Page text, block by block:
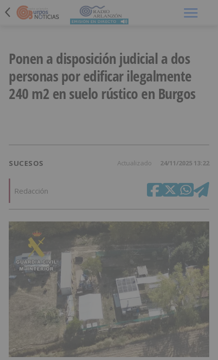
Ponen a disposición judicial a dos
personas por edificar ilegalmente
240 m2 en suelo rústico en Burgos
SUCESOS Actualizado 24/11/2025 13:22
Redacción